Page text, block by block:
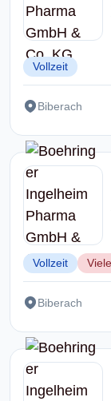
Vollzeit
Biberach
Vollzeit
Biberach